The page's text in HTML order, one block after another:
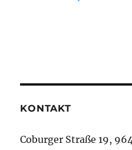
KONTAKT
Coburger Straße 19,